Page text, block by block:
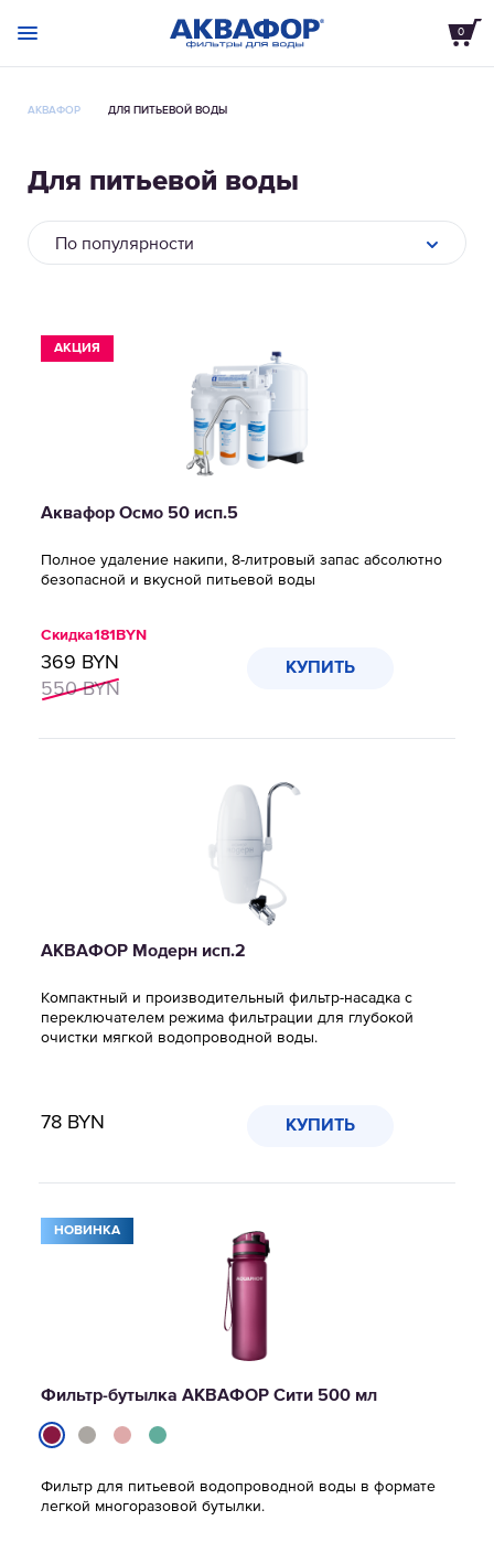
0
АКВАФОР ДЛЯ ПИТЬЕВОЙ ВОДЫ
Для питьевой воды
По популярности
АКЦИЯ
Аквафор Осмо 50 исп.5
Полное удаление накипи, 8-литровый запас абсолютно
безопасной и вкусной питьевой воды
Скидка181 BYN
369 BYN
550 BYN
КУПИТЬ
АКВАФОР Модерн исп.2
Компактный и производительный фильтр-насадка с
переключателем режима фильтрации для глубокой
очистки мягкой водопроводной воды.
78 BYN КУПИТЬ
НОВИНКА
Фильтр-бутылка АКВАФОР Сити 500 мл
Фильтр для питьевой водопроводной воды в формате
легкой многоразовой бутылки.